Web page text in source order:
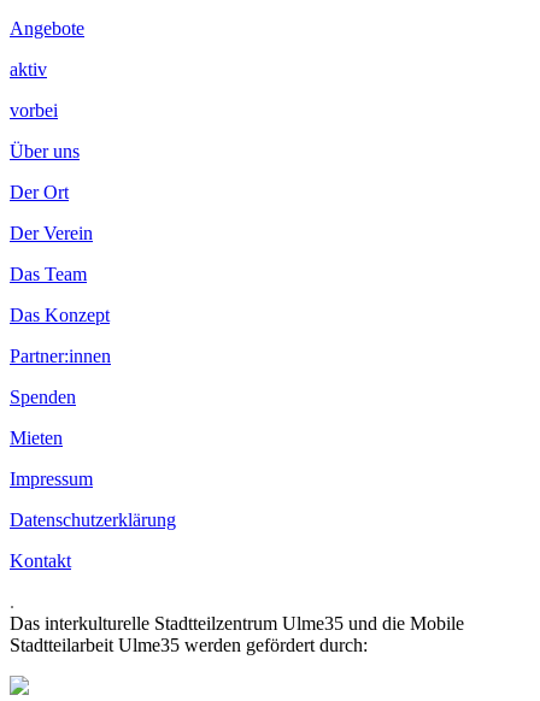
Angebote
aktiv
vorbei
Über uns
Der Ort
Der Verein
Das Team
Das Konzept
Partner:innen
Spenden
Mieten
Impressum
Datenschutzerklärung
Kontakt
.
Das interkulturelle Stadtteilzentrum Ulme35 und die Mobile
Stadtteilarbeit Ulme35 werden gefördert durch: